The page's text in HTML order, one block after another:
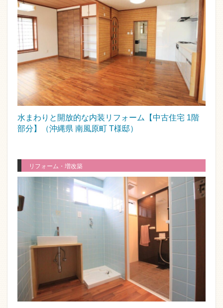
水まわりと開放的な内装リフォーム【中古住宅 1階
部分】（沖縄県 南風原町 T様邸）
リフォーム・増改築